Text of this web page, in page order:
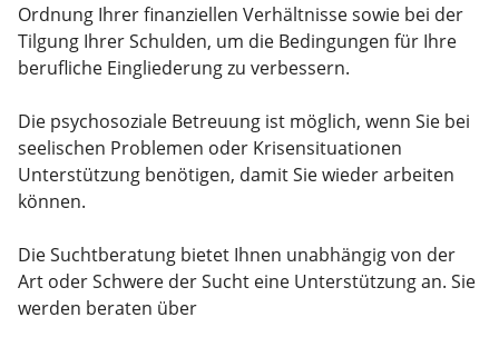
Ordnung Ihrer finanziellen Verhältnisse sowie bei der
Tilgung Ihrer Schulden, um die Bedingungen für Ihre
berufliche Eingliederung zu verbessern.
Die psychosoziale Betreuung ist möglich, wenn Sie bei
seelischen Problemen oder Krisensituationen
Unterstützung benötigen, damit Sie wieder arbeiten
können.
Die Suchtberatung bietet Ihnen unabhängig von der
Art oder Schwere der Sucht eine Unterstützung an. Sie
werden beraten über